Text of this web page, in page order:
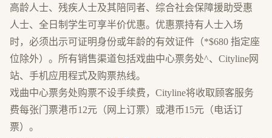
高龄人士、残疾人士及其陪同者、综合社会保障援助受惠
人士、全日制学生可享半价优惠。优惠票持有人士入场
时，必须出示可证明身份或年龄的有效证件（*$680 指定座
位除外）。所有销售渠道包括戏曲中心票务处^、Cityline网
站、手机应用程式及购票热线。
戏曲中心票务处购票不设手续费，Cityline将收取顾客服务
费每张门票港币12元（网上订票）或港币15元（电话订
票）。